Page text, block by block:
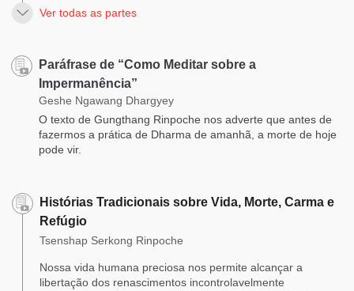
Ver todas as partes
Paráfrase de “Como Meditar sobre a
Impermanência”
Geshe Ngawang Dhargyey
O texto de Gungthang Rinpoche nos adverte que antes de
fazermos a prática de Dharma de amanhã, a morte de hoje
pode vir.
Histórias Tradicionais sobre Vida, Morte, Carma e
Refúgio
Tsenshap Serkong Rinpoche
Nossa vida humana preciosa nos permite alcançar a
libertação dos renascimentos incontrolavelmente